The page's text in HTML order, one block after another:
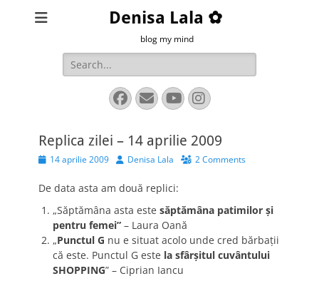
Denisa Lala ✿
blog my mind
Search
for:
Facebook
EmailYouTube
Instagram
Replica zilei – 14 aprilie 2009
Posted14 aprilie 2009 AuthorDenisa Lala 2 Comments
De data asta am două replici:
„Săptămâna asta este săptămâna patimilor şi
pentru femei” – Laura Oană
„Punctul G nu e situat acolo unde cred bărbaţii
că este. Punctul G este la sfârşitul cuvântului
SHOPPING” – Ciprian Iancu